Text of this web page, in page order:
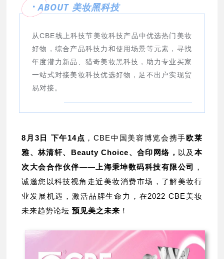
ABOUT 美妆黑科技
从CBE线上科技节美妆科技产品中优选热门美妆
好物，综合产品科技力和使用场景等元素，寻找
年度潜力新品、猎奇美妆黑科技，助力专业买家
一站式对接美妆科技优选好物，足不出户实现贸
易对接。
8月3日 下午14点 ，CBE中国美容博览会携手欧莱
雅、林清轩、Beauty Choice、合印网络， 以及 本
次大会合作伙伴——上海秉坤数码科技有限公司
，
诚邀您以科技视角走近美妆消费市场，了解美妆行
业发展机遇，激活品牌生命力，在2022 CBE美妆
未来趋势论坛 预见美之未来 ！